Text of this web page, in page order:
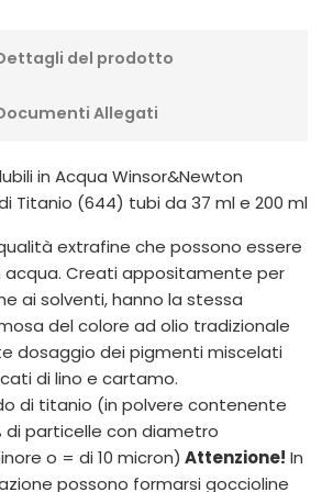
del prodotto
Allegati
in Acqua Winsor&Newton
Titanio (644) tubi da 37 ml e 200 ml
extrafine che possono essere
acqua. Creati appositamente per
ai solventi, hanno la stessa
del colore ad olio tradizionale
dosaggio dei pigmenti miscelati
di lino e cartamo.
di titanio (in polvere contenente
di particelle con diametro
o = di 10 micron) Attenzione! In
possono formarsi goccioline